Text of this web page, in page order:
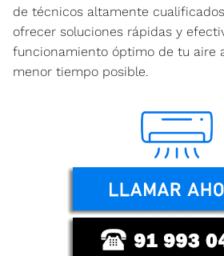
de técnicos altamente
ofrecer soluciones rápidas y
funcionamiento óptimo de tu aire
menor tiempo posible.